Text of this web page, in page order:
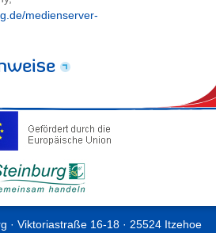
medienserver-
· Viktoriastraße 16-18 · 25524 Itzehoe